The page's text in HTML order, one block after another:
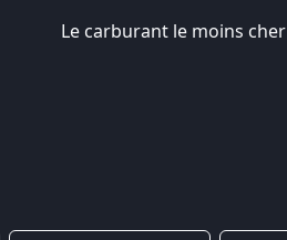
Le carburant le moins cher